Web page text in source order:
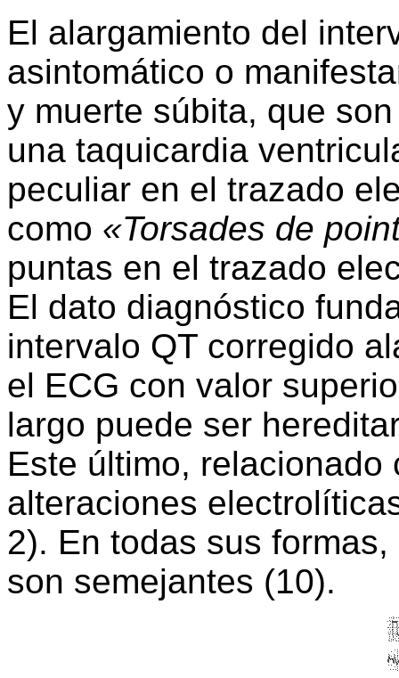
El alargamiento del
asintomático o
y muerte súbita, que
una taquicardia
peculiar en el trazado
como «Torsades de
puntas en el trazado
El dato diagnóstico
intervalo QT corregido
el ECG con valor
largo puede ser
Este último, relacionado
alteraciones
2). En todas sus
son semejantes (10).